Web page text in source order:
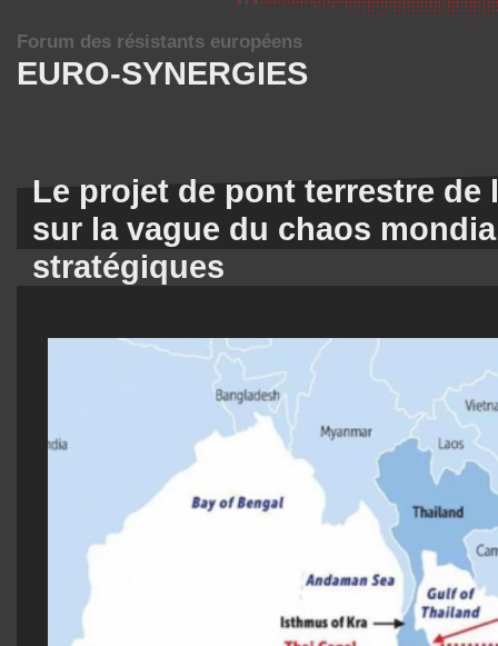
EURO-SYNERGIES
Forum des résistants européens
Le projet de pont terrestre de
sur la vague du chaos
stratégiques